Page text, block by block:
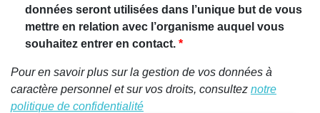
être
humain,
ignorez
champ
données seront utilisées dans l’unique but de vous
mettre en relation avec l’organisme auquel vous
souhaitez entrer en contact.
Pour en savoir plus sur la gestion de vos données à
caractère personnel et sur vos droits, consultez notre
politique de confidentialité